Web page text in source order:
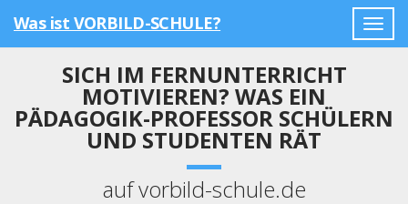
Was ist VORBILD-SCHULE?
SICH IM FERNUNTERRICHT
MOTIVIEREN? WAS EIN
PÄDAGOGIK-PROFESSOR SCHÜLERN
UND STUDENTEN RÄT
auf vorbild-schule.de